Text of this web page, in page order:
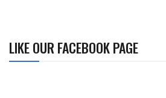
LIKE OUR FACEBOOK PAGE